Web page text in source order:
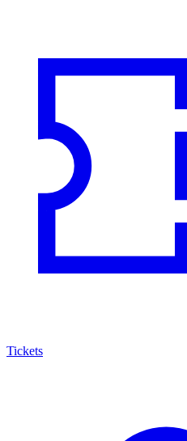
Tickets